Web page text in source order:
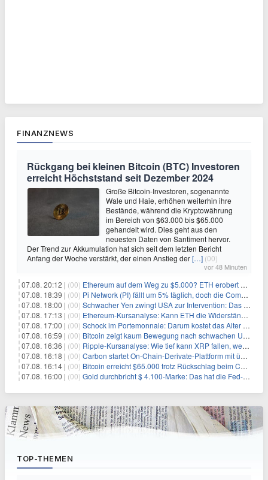
FINANZNEWS
Rückgang bei kleinen Bitcoin (BTC) Investoren
erreicht Höchststand seit Dezember 2024
Große Bitcoin-Investoren, sogenannte
Wale und Haie, erhöhen weiterhin ihre
Bestände, während die Kryptowährung
im Bereich von $63.000 bis $65.000
gehandelt wird. Dies geht aus den
neuesten Daten von Santiment hervor.
Der Trend zur Akkumulation hat sich seit dem letzten Bericht
Anfang der Woche verstärkt, der einen Anstieg der[…] (00)
vor 48 Minuten
07.08. 20:12 | (00) Ethereum auf dem Weg zu $5.000? ETH erobert wichtige Marke zurück, während Institutionen weiter akkumulieren
07.08. 18:39 | (00) Pi Network (PI) fällt um 5% täglich, doch die Community bleibt optimistisch
07.08. 18:00 | (00) Schwacher Yen zwingt USA zur Intervention: Das größte Risiko seit 15 Jahren
07.08. 17:13 | (00) Ethereum-Kursanalyse: Kann ETH die Widerstände der gleitenden Durchschnitte überwinden?
07.08. 17:00 | (00) Schock im Portemonnaie: Darum kostet das Alter deutlich mehr als Sie denken
07.08. 16:59 | (00) Bitcoin zeigt kaum Bewegung nach schwachen US-Arbeitsmarktdaten, Fed-Zinserhöhungschancen sinken auf 44%
07.08. 16:36 | (00) Ripple-Kursanalyse: Wie tief kann XRP fallen, wenn die $1-Unterstützung am Wochenende verloren geht?
07.08. 16:18 | (00) Carbon startet On-Chain-Derivate-Plattform mit über 950 Märkten in einem Konto
07.08. 16:14 | (00) Bitcoin erreicht $65.000 trotz Rückschlag beim CLARITY Act und fehlendem US-Iran-Abkommen
07.08. 16:00 | (00) Gold durchbricht $ 4.100-Marke: Das hat die Fed-Entscheidung ausgelöst
TOP-THEMEN